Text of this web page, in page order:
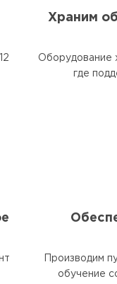
Храним
Оборудование
где
Производим
обучение